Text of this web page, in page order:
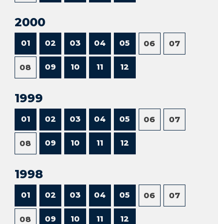
2000
01 02 03 04 05 06 07
08 09 10 11 12
1999
01 02 03 04 05 06 07
08 09 10 11 12
1998
01 02 03 04 05 06 07
08 09 10 11 12